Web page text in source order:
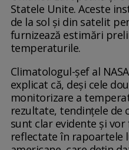
Statele Unite. Aceste
de la sol și din satelit
furnizează estimări
temperaturile.
Climatologul-șef al
explicat că, deși cele
monitorizare a
rezultate, tendințele
sunt clar evidente și
reflectate în rapoartele